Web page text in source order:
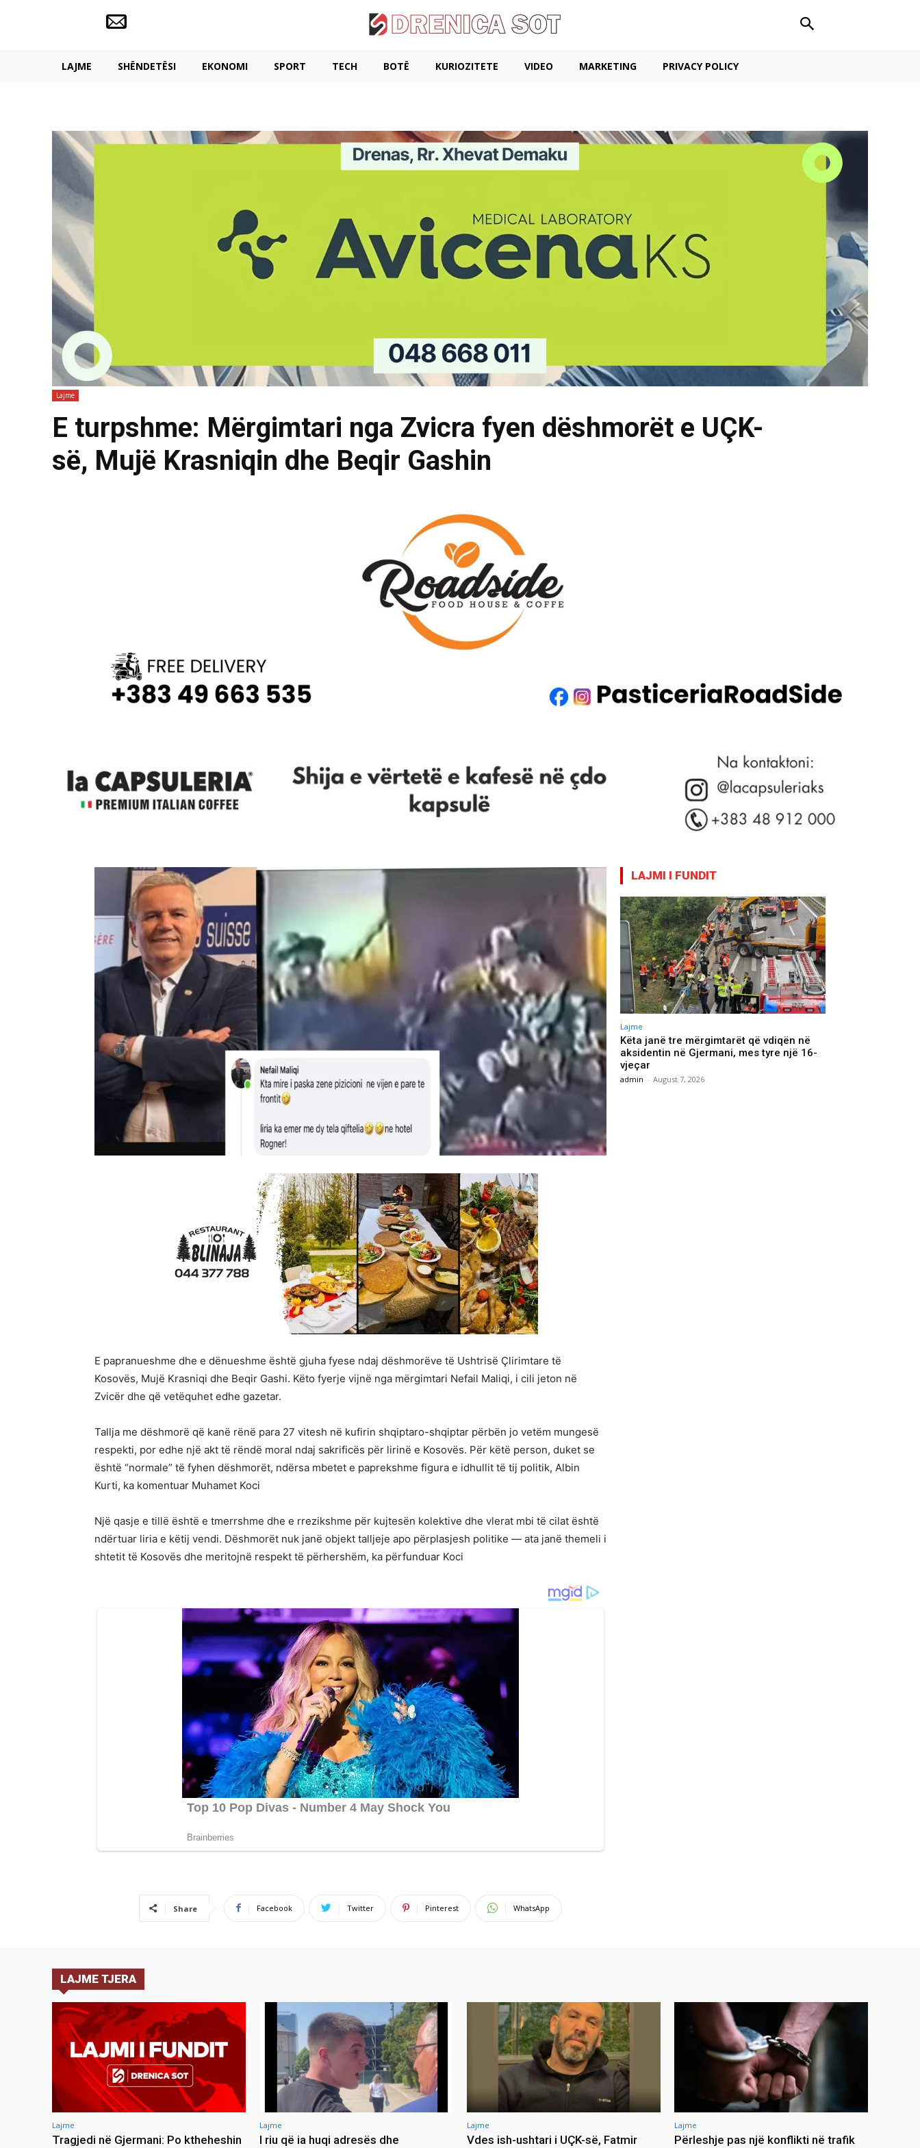
LAJME SHËNDETËSI EKONOMI SPORT TECH BOTË KURIOZITETE VIDEO MARKETING PRIVACY POLICY
Lajme
E turpshme: Mërgimtari nga Zvicra fyen dëshmorët e UÇK-
së, Mujë Krasniqin dhe Beqir Gashin
E papranueshme dhe e dënueshme është gjuha fyese ndaj dëshmorëve të Ushtrisë Çlirimtare të
Kosovës, Mujë Krasniqi dhe Beqir Gashi. Këto fyerje vijnë nga mërgimtari Nefail Maliqi, i cili jeton në
Zvicër dhe që vetëquhet edhe gazetar.
Tallja me dëshmorë që kanë rënë para 27 vitesh në kufirin shqiptaro-shqiptar përbën jo vetëm mungesë
respekti, por edhe një akt të rëndë moral ndaj sakrificës për lirinë e Kosovës. Për këtë person, duket se
është “normale” të fyhen dëshmorët, ndërsa mbetet e paprekshme figura e idhullit të tij politik, Albin
Kurti, ka komentuar Muhamet Koci
Një qasje e tillë është e tmerrshme dhe e rrezikshme për kujtesën kolektive dhe vlerat mbi të cilat është
ndërtuar liria e këtij vendi. Dëshmorët nuk janë objekt talljeje apo përplasjesh politike — ata janë themeli i
shtetit të Kosovës dhe meritojnë respekt të përhershëm, ka përfunduar Koci
Share Facebook Twitter Pinterest WhatsApp
LAJMI I FUNDIT
Lajme
Këta janë tre mërgimtarët që vdiqën në
aksidentin në Gjermani, mes tyre një 16-
vjeçar
admin - August 7, 2026
LAJME TJERA
Lajme
Tragjedi në Gjermani: Po ktheheshin
Lajme
I riu që ia huqi adresës dhe
Lajme
Vdes ish-ushtari i UÇK-së, Fatmir
Lajme
Përleshje pas një konflikti në trafik